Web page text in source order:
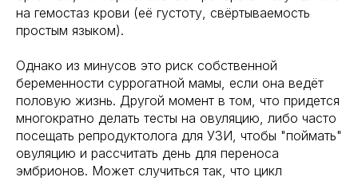
на гемостаз крови (её густоту, свёртываемость
простым языком).
Однако из минусов это риск собственной
беременности суррогатной мамы, если она ведёт
половую жизнь. Другой момент в том, что придется
многократно делать тесты на овуляцию, либо часто
посещать репродуктолога для УЗИ, чтобы "поймать"
овуляцию и рассчитать день для переноса
эмбрионов. Может случиться так, что цикл